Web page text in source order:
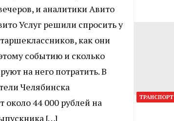
и аналитики Авито
Услуг решили спросить у
как они
событию и сколько
на него потратить. В
Челябинска
около 44 000 рублей на
[…]
ТРАНСПОРТ